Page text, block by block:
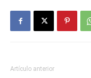
Artículo anterior